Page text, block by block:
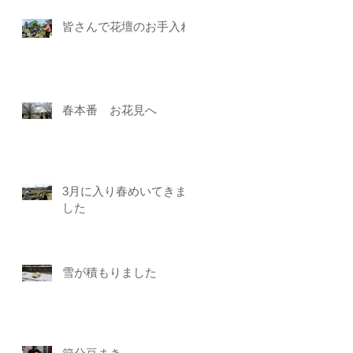
皆さんで花壇のお手入れ
春本番 お花見へ
3月に入り春めいてきま
した
雪が積もりました